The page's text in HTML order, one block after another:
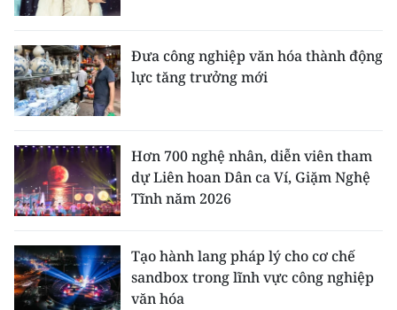
Đưa công nghiệp văn hóa thành động
lực tăng trưởng mới
Hơn 700 nghệ nhân, diễn viên tham
dự Liên hoan Dân ca Ví, Giặm Nghệ
Tĩnh năm 2026
Tạo hành lang pháp lý cho cơ chế
sandbox trong lĩnh vực công nghiệp
văn hóa